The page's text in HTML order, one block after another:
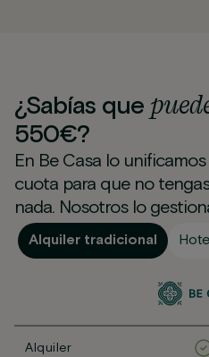
¿Sabías que
550€?
En Be Casa lo
cuota para que no
nada. Nosotros lo
Alquiler tradicional
Alquiler